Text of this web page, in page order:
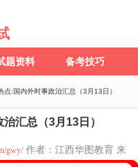
题资料 备考技巧
点:国内外时事政治汇总（3月13日）
汇总（3月13日）
gwy/作者：江西华图教育 来